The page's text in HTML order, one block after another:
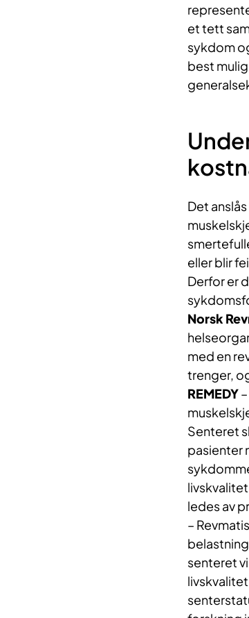
et tett
sykdom
best
Det
eller blir
Derfor er
Norsk
med en
trenger,
REMEDY–
Senteret
pasienter
ledes av
–
senteret